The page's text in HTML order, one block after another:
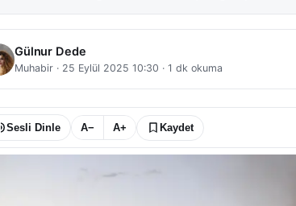
Gülnur Dede
Muhabir · 25 Eylül 2025 10:30 · 1 dk okuma
Sesli Dinle A− A+ Kaydet